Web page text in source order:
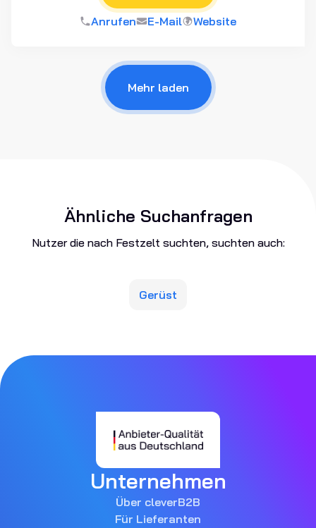
Anrufen E-Mail Website
Mehr laden
Ähnliche Suchanfragen
Nutzer die nach Festzelt suchten, suchten auch:
Gerüst
Unternehmen
Über cleverB2B
Für Lieferanten